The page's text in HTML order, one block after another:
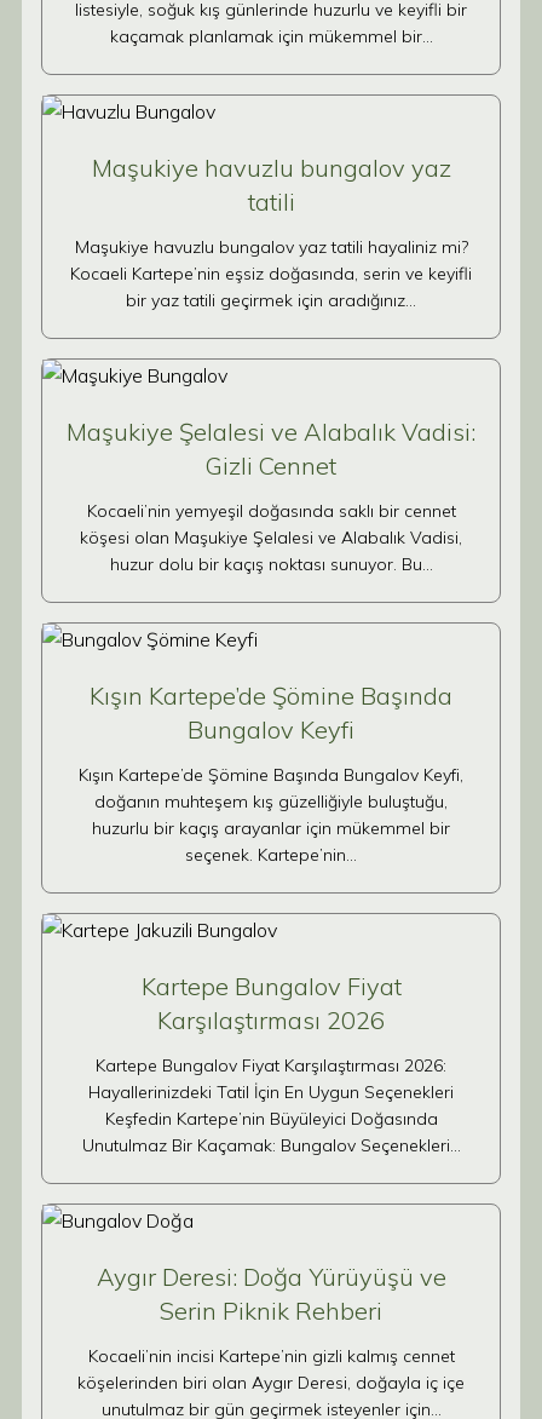
listesiyle, soğuk kış günlerinde huzurlu ve keyifli bir
kaçamak planlamak için mükemmel bir…
Maşukiye havuzlu bungalov yaz
tatili
Maşukiye havuzlu bungalov yaz tatili hayaliniz mi?
Kocaeli Kartepe’nin eşsiz doğasında, serin ve keyifli
bir yaz tatili geçirmek için aradığınız…
Maşukiye Şelalesi ve Alabalık Vadisi:
Gizli Cennet
Kocaeli’nin yemyeşil doğasında saklı bir cennet
köşesi olan Maşukiye Şelalesi ve Alabalık Vadisi,
huzur dolu bir kaçış noktası sunuyor. Bu…
Kışın Kartepe’de Şömine Başında
Bungalov Keyfi
Kışın Kartepe’de Şömine Başında Bungalov Keyfi,
doğanın muhteşem kış güzelliğiyle buluştuğu,
huzurlu bir kaçış arayanlar için mükemmel bir
seçenek. Kartepe’nin…
Kartepe Bungalov Fiyat
Karşılaştırması 2026
Kartepe Bungalov Fiyat Karşılaştırması 2026:
Hayallerinizdeki Tatil İçin En Uygun Seçenekleri
Keşfedin Kartepe’nin Büyüleyici Doğasında
Unutulmaz Bir Kaçamak: Bungalov Seçenekleri…
Aygır Deresi: Doğa Yürüyüşü ve
Serin Piknik Rehberi
Kocaeli’nin incisi Kartepe’nin gizli kalmış cennet
köşelerinden biri olan Aygır Deresi, doğayla iç içe
unutulmaz bir gün geçirmek isteyenler için…